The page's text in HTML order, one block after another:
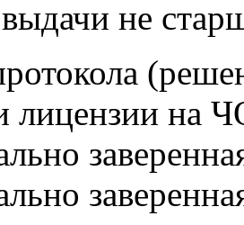
не
лицензии на